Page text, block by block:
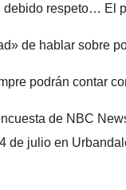
respeto…
de hablar sobre
podrán contar
de NBC
julio en